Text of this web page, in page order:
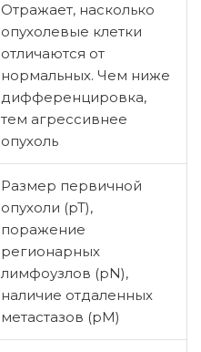
Отражает, насколько
опухолевые клетки
отличаются от
нормальных. Чем ниже
дифференцировка,
тем агрессивнее
опухоль
Размер первичной
опухоли (pT),
поражение
регионарных
лимфоузлов (pN),
наличие отдаленных
метастазов (pM)